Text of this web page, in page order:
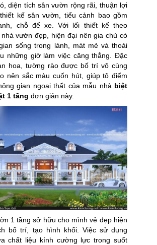
diện tích sân vườn rộng rãi, thuận lợi
kế sân vườn, tiểu cảnh bao gồm
chỗ để xe. Với lối thiết kế theo
vườn đẹp, hiện đại nên gia chủ có
sống trong lành, mát mẻ và thoải
những giờ làm việc căng thẳng. Đặc
hoa, tường rào được bố trí vô cùng
nên sắc màu cuốn hút, giúp tô điểm
gian ngoại thất của mẫu nhà biệt
1 tầng đơn giản này.
1 tầng sở hữu cho mình vẻ đẹp hiện
bố trí, tạo hình khối. Việc sử dụng
chất liệu kính cường lực trong suốt